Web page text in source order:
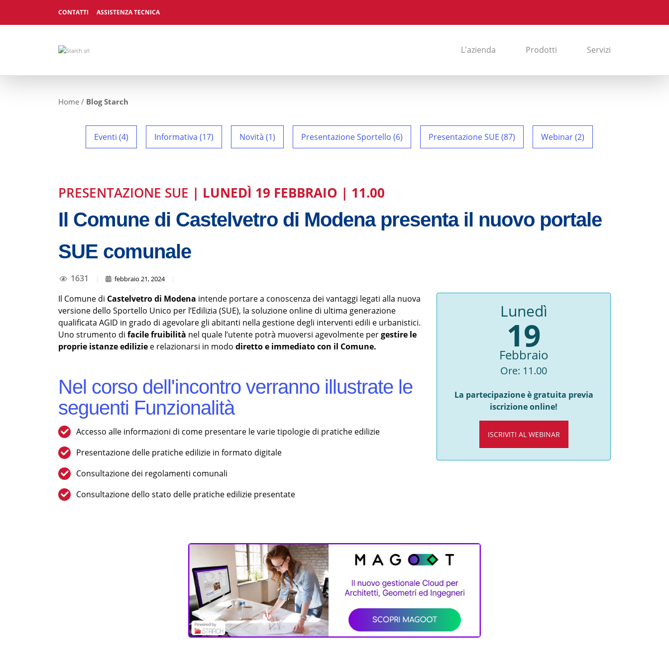
CONTATTI ASSISTENZA TECNICA
L'azienda Prodotti Servizi
Home / Blog Starch
Eventi (4) Informativa (17) Novità (1) Presentazione Sportello (6) Presentazione SUE (87) Webinar (2)
PRESENTAZIONE SUE | LUNEDÌ 19 FEBBRAIO | 11.00
Il Comune di Castelvetro di Modena presenta il nuovo portale
SUE comunale
1631 | febbraio 21, 2024 |
Il Comune di Castelvetro di Modena intende portare a conoscenza dei vantaggi legati alla nuova
versione dello Sportello Unico per l’Edilizia (SUE), la soluzione online di ultima generazione
qualificata AGID in grado di agevolare gli abitanti nella gestione degli interventi edili e urbanistici.
Uno strumento di facile fruibilità nel quale l’utente potrà muoversi agevolmente pergestire le
proprie istanze edilizie e relazionarsi in modo diretto e immediato con il Comune.
Nel corso dell'incontro verranno illustrate le
seguenti Funzionalità
Accesso alle informazioni di come presentare le varie tipologie di pratiche edilizie
Presentazione delle pratiche edilizie in formato digitale
Consultazione dei regolamenti comunali
Consultazione dello stato delle pratiche edilizie presentate
Lunedì
19
Febbraio
Ore: 11.00
La partecipazione è gratuita previa
iscrizione online!
ISCRIVITI AL WEBINAR